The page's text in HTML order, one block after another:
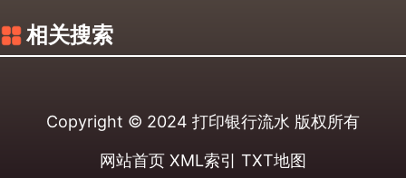
相关搜索
Copyright © 2024 打印银行流水 版权所有
网站首页 XML索引 TXT地图